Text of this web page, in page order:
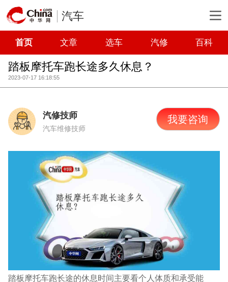
汽车
首页 文章 选车 汽修 百科
踏板摩托车跑长途多久休息？
2023-07-17 16:18:55
汽修技师
汽车维修技师
我要咨询
踏板摩托车跑长途的休息时间主要看个人体质和承受能